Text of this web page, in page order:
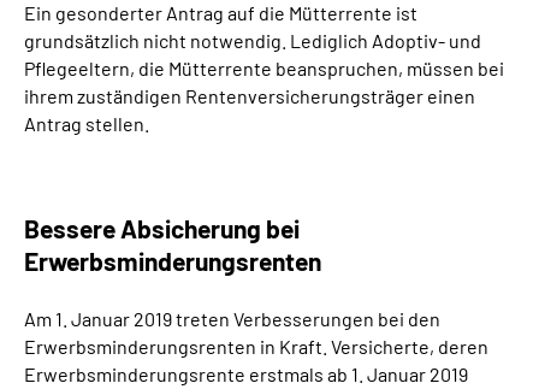
Ein gesonderter Antrag auf die Mütterrente ist
grundsätzlich nicht notwendig. Lediglich Adoptiv- und
Pflegeeltern, die Mütterrente beanspruchen, müssen bei
ihrem zuständigen Rentenversicherungsträger einen
Antrag stellen.
Bessere Absicherung bei
Erwerbsminderungsrenten
Am 1. Januar 2019 treten Verbesserungen bei den
Erwerbsminderungsrenten in Kraft. Versicherte, deren
Erwerbsminderungsrente erstmals ab 1. Januar 2019